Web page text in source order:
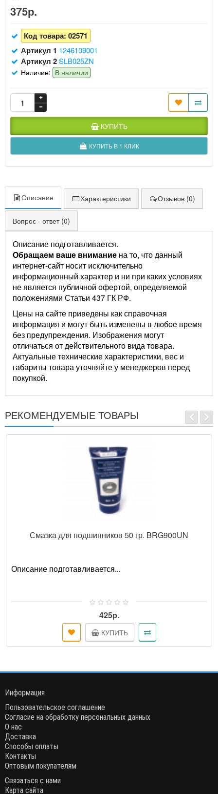
375р.
Код товара: 02571
Артикул 1 1246109001
Артикул 2SLB025ZN
Наличие: В наличии
КУПИТЬ
КУПИТЬ В 1 КЛИК
Описание Характеристики Отзывов (0)
Вопрос - ответ (0)
Описание подготавливается.
Обращаем ваше внимание на то, что данный
интернет-сайт носит исключительно
информационный характер и ни при каких условиях
не является публичной офертой, определяемой
положениями Статьи 437 ГК РФ.
Цены на сайте приведены как справочная
информация и могут быть изменены в любое время
без предупреждения. Изображения могут
отличаться от действительного вида товара.
Актуальные технические характеристики, вес и
габариты товара уточняйте у менеджеров перед
покупкой.
РЕКОМЕНДУЕМЫЕ ТОВАРЫ
Смазка для подшипников 50 гр. BRG900UN
Описание подготавливается...
425р.
КУПИТЬ
Информация
Пользовательское соглашение
Согласие на обработку персональных данных
О нас
Доставка
Способы оплаты
Контакты
Оптовым покупателям
Связаться с нами
Карта сайта